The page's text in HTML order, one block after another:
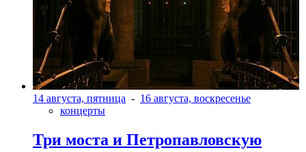
14 августа, пятница - 16 августа, воскресенье
концерты
Три моста и Петропавловскую